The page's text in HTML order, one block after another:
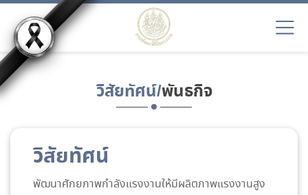
วิสัยทัศน์/พันธกิจ
วิสัยทัศน์
พัฒนาศักยภาพกำลังแรงงานให้มีผลิตภาพแรงงานสูง